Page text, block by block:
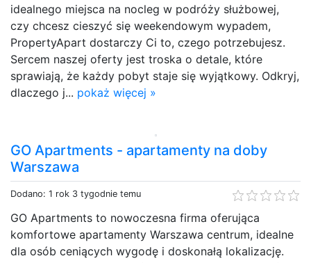
idealnego miejsca na nocleg w podróży służbowej,
czy chcesz cieszyć się weekendowym wypadem,
PropertyApart dostarczy Ci to, czego potrzebujesz.
Sercem naszej oferty jest troska o detale, które
sprawiają, że każdy pobyt staje się wyjątkowy. Odkryj,
dlaczego j... pokaż więcej »
GO Apartments - apartamenty na doby
Warszawa
Dodano: 1 rok 3 tygodnie temu
GO Apartments to nowoczesna firma oferująca
komfortowe apartamenty Warszawa centrum, idealne
dla osób ceniących wygodę i doskonałą lokalizację.